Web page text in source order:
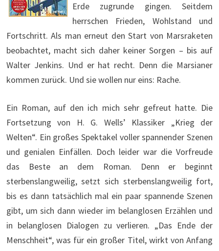
Erde zugrunde gingen. Seitdem
herrschen Frieden, Wohlstand und
Fortschritt. Als man erneut den Start von Marsraketen
beobachtet, macht sich daher keiner Sorgen – bis auf
Walter Jenkins. Und er hat recht. Denn die Marsianer
kommen zurück. Und sie wollen nur eins: Rache.
Ein Roman, auf den ich mich sehr gefreut hatte. Die
Fortsetzung von H. G. Wells’ Klassiker „Krieg der
Welten“. Ein großes Spektakel voller spannender Szenen
und genialen Einfällen. Doch leider war die Vorfreude
das Beste an dem Roman. Denn er beginnt
sterbenslangweilig, setzt sich sterbenslangweilig fort,
bis es dann tatsächlich mal ein paar spannende Szenen
gibt, um sich dann wieder im belanglosen Erzählen und
in belanglosen Dialogen zu verlieren. „Das Ende der
Menschheit“, was für ein großer Titel, wirkt von Anfang